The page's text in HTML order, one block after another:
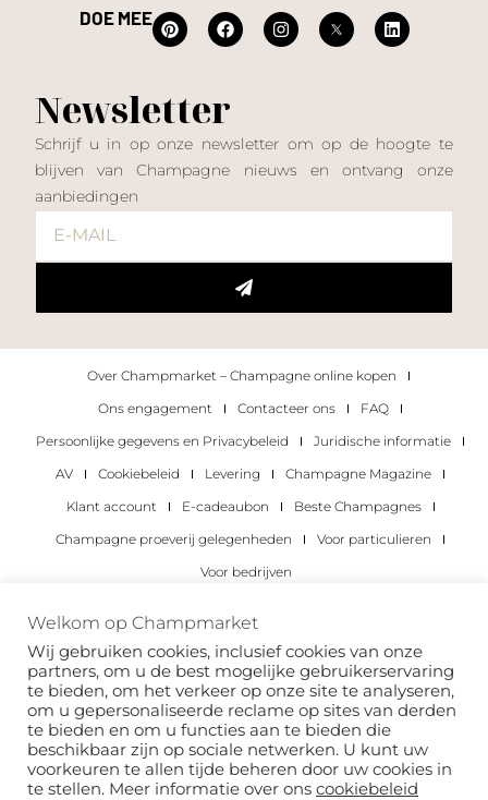
DOE MEE
Newsletter
Schrijf u in op onze newsletter om op de hoogte te
blijven van Champagne nieuws en ontvang onze
aanbiedingen
Over Champmarket – Champagne online kopen
Ons engagement
Contacteer ons
FAQ
Persoonlijke gegevens en Privacybeleid
Juridische informatie
AV
Cookiebeleid Levering
Champagne Magazine
Klant account
E-cadeaubon
Beste Champagnes
Champagne proeverij gelegenheden
Voor particulieren
Voor bedrijven
Copyright 2022 © alle rechten voorbehouden.
Welkom op Champmarket
Wij gebruiken cookies, inclusief cookies van onze
partners, om u de best mogelijke gebruikerservaring
te bieden, om het verkeer op onze site te analyseren,
om u gepersonaliseerde reclame op sites van derden
te bieden en om u functies aan te bieden die
beschikbaar zijn op sociale netwerken. U kunt uw
voorkeuren te allen tijde beheren door uw cookies in
te stellen. Meer informatie over ons cookiebeleid